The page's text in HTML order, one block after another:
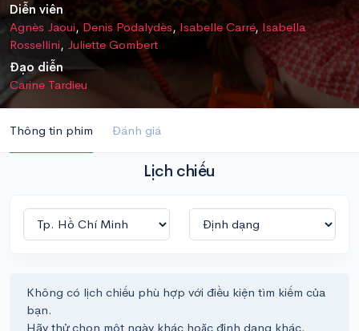
Diễn viên
Agnès Jaoui, Denis Podalydès, Isabelle Carré, Isabella
Rossellini, Juliette Gombert
Đạo diễn
Carine Tardieu
Thông tin phim Đánh giá
Lịch chiếu
Không có lịch chiếu phù hợp với điều kiện tìm kiếm của
bạn.
Hãy thử chọn một ngày khác hoặc định dạng khác.